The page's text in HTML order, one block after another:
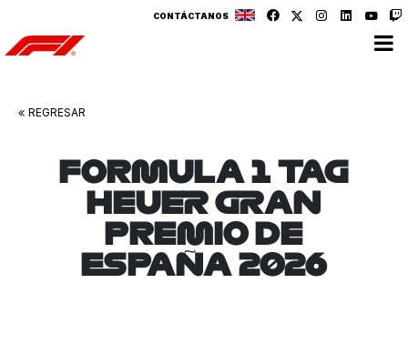
CONTÁCTANOS
REGRESAR
FORMULA 1 TAG
HEUER GRAN
PREMIO DE
ESPAÑA 2026